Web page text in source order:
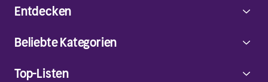
Entdecken
Beliebte Kategorien
Top-Listen